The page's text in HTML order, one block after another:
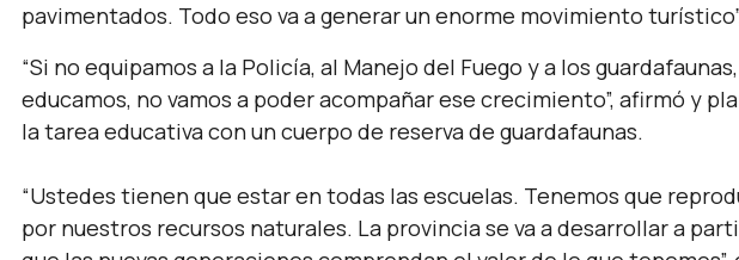
pavimentados. Todo eso va a generar un enorme movimiento
“Si no equipamos a la Policía, al Manejo del Fuego y a los
educamos, no vamos a poder acompañar ese crecimiento”, afirmó y
la tarea educativa con un cuerpo de reserva de guardafaunas.
“Ustedes tienen que estar en todas las escuelas. Tenemos que
por nuestros recursos naturales. La provincia se va a desarrollar a